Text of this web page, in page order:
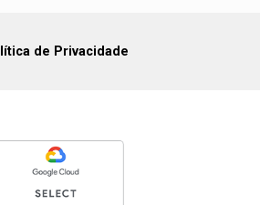
de Privacidade